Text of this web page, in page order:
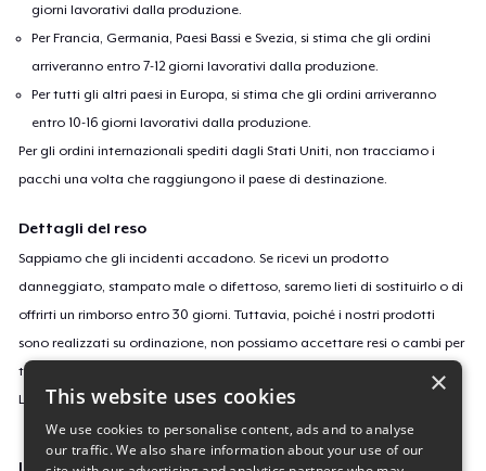
giorni lavorativi dalla produzione.
Per Francia, Germania, Paesi Bassi e Svezia, si stima che gli ordini
arriveranno entro 7-12 giorni lavorativi dalla produzione.
Per tutti gli altri paesi in Europa, si stima che gli ordini arriveranno
entro 10-16 giorni lavorativi dalla produzione.
Per gli ordini internazionali spediti dagli Stati Uniti, non tracciamo i
pacchi una volta che raggiungono il paese di destinazione.
Dettagli del reso
Sappiamo che gli incidenti accadono. Se ricevi un prodotto
danneggiato, stampato male o difettoso, saremo lieti di sostituirlo o di
offrirti un rimborso entro 30 giorni. Tuttavia, poiché i nostri prodotti
sono realizzati su ordinazione, non possiamo accettare resi o cambi per
taglie o colori errati o se cambi semplicemente idea.
Leggi
quiper saperne di più sulla nostra politica di reso.
ID campagne
×
This website uses cookies
We use cookies to personalise content, ads and to analyse
our traffic. We also share information about your use of our